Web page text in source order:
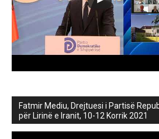
Fatmir Mediu, Drejtuesi i Partisë
për Lirinë e Iranit, 10-12 Korrik 2021